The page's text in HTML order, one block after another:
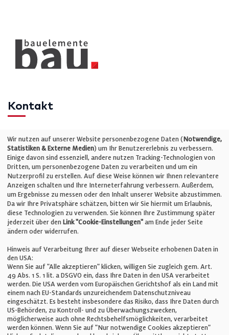
Kontakt
Telefon: +49 (0)711 2585563-0
E-Mail:info@bauelemente-bau.eu
Unternehmen
Impressum
Cookie-Einstellungen
AGB
Wir nutzen auf unserer Website personenbezogene Daten (Notwendige,
Statistiken & Externe Medien) um Ihr Benutzererlebnis zu verbessern.
Einige davon sind essenziell, andere nutzen Tracking-Technologien von
Dritten, um personenbezogene Daten zu verarbeiten und um ein
Nutzerprofil zu erstellen. Auf diese Weise können wir Ihnen relevantere
Anzeigen schalten und Ihre Interneterfahrung verbessern. Außerdem,
um Ergebnisse zu messen oder den Inhalt unserer Website abzustimmen.
Da wir Ihre Privatsphäre schätzen, bitten wir Sie hiermit um Erlaubnis,
diese Technologien zu verwenden. Sie können Ihre Zustimmung später
jederzeit über den Link "Cookie-Einstellungen" am Ende jeder Seite
ändern oder widerrufen.
Hinweis auf Verarbeitung Ihrer auf dieser Webseite erhobenen Daten in
den USA:
Wenn Sie auf "Alle akzeptieren" klicken, willigen Sie zugleich gem. Art.
49 Abs. 1 S. 1 lit. a DSGVO ein, dass Ihre Daten in den USA verarbeitet
werden. Die USA werden vom Europäischen Gerichtshof als ein Land mit
einem nach EU-Standards unzureichendem Datenschutzniveau
eingeschätzt. Es besteht insbesondere das Risiko, dass Ihre Daten durch
US-Behörden, zu Kontroll- und zu Überwachungszwecken,
möglicherweise auch ohne Rechtsbehelfsmöglichkeiten, verarbeitet
werden können. Wenn Sie auf "Nur notwendige Cookies akzeptieren"